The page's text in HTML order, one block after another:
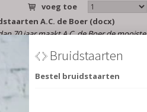
voeg toe
A.C. de Boer (docx)
70 jaar maakt A.C. de Boer de mooiste
bruidstaarten. Helemaal naar jullie
volgens de laatste trends, klassiek
anders. Informeer naar de
en laat je verrassen!
je je bruidstaart?